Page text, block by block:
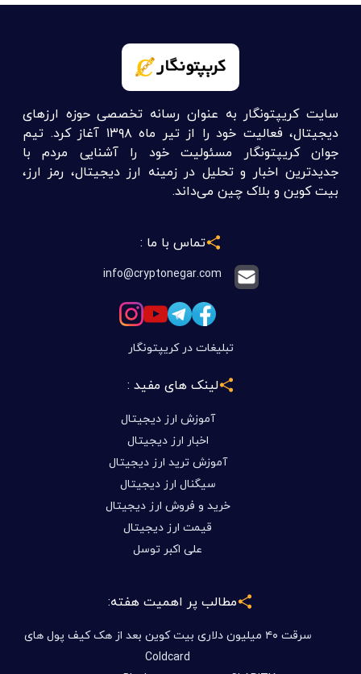
سایت کریپتونگار به عنوان رسانه تخصصی حوزه ارزهای
دیجیتال، فعالیت خود را از تیر ماه ۱۳۹۸ آغاز کرد. تیم
جوان کریپتونگار مسئولیت خود را آشنایی مردم با
جدیدترین اخبار و تحلیل در زمینه ارز دیجیتال، رمز ارز،
بیت کوین و بلاک چین می‌داند.
تماس با ما :
info@cryptonegar.com
تبلیغات در کریپتونگار
لینک های مفید :
آموزش ارز دیجیتال
اخبار ارز دیجیتال
آموزش ترید ارز دیجیتال
سیگنال ارز دیجیتال
خرید و فروش ارز دیجیتال
قیمت ارز دیجیتال
علی اکبر توسل
مطالب پر اهمیت هفته:
سرقت ۴۰ میلیون دلاری بیت کوین بعد از هک کیف پول های
Coldcard